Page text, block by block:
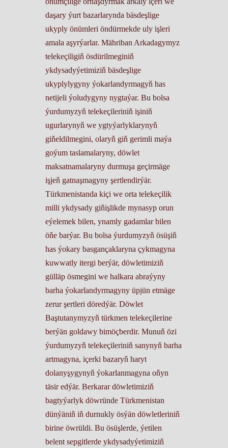
daşary ýurt bazarlarynda bäsdeşlige
ukyply önümleri öndürmekde uly işleri
amala aşyrýarlar. Mähriban Arkadagymyz
telekeçiligiň ösdürilmeginiň
ykdysadyýetimiziň bäsdeşlige
ukyplylygyny ýokarlandyrmagyň has
netijeli ýoludygyny nygtaýar. Bu bolsa
ýurdumyzyň telekeçileriniň işiniň
ugurlarynyň we ygtyýarlyklarynyň
giňeldilmegini, olaryň giň gerimli maýa
goýum taslamalaryny, döwlet
maksatnamalaryny durmuşa geçirmäge
işjeň gatnaşmagyny şertlendirýär.
Türkmenistanda kiçi we orta telekeçilik
milli ykdysady giňişlikde mynasyp orun
eýelemek bilen, ynamly gadamlar bilen
öňe barýar. Bu bolsa ýurdumyzyň ösüşiň
has ýokary basgançaklaryna çykmagyna
kuwwatly itergi berýär, döwletimiziň
gülläp ösmegini we halkara abraýyny
barha ýokarlandyrmagyny üpjün etmäge
zerur şertleri döredýär. Döwlet
Baştutanymyzyň türkmen telekeçilerine
berýän goldawy bimöçberdir. Munuň özi
ýurdumyzyň telekeçileriniň sanynyň barha
artmagyna, içerki bazaryň haryt
dolanyşygynyň ýokarlanmagyna oňyn
täsir edýär. Berkarar döwletimiziň
bagtyýarlyk döwründe Türkmenistan
dünýäniň iň durnukly ösýän döwletleriniň
birine öwrüldi. Bu ösüşlerde, ýetilen
belent sepgitlerde ykdysadyýetimiziň